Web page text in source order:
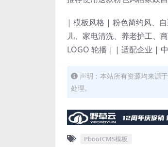
| 模板风格 | 粉色简约风、
儿、家电清洗、养老护工、
LOGO 轮播 | | 适配企业 |
声明：本站所有资源均来源
处理。
PbootCMS模板